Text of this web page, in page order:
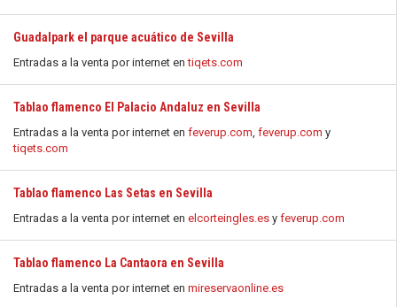
Guadalpark el parque acuático de Sevilla
Entradas a la venta por internet entiqets.com
Tablao flamenco El Palacio Andaluz en Sevilla
Entradas a la venta por internet en feverup.com, feverup.com y
tiqets.com
Tablao flamenco Las Setas en Sevilla
Entradas a la venta por internet en elcorteingles.es y feverup.com
Tablao flamenco La Cantaora en Sevilla
Entradas a la venta por internet en mireservaonline.es